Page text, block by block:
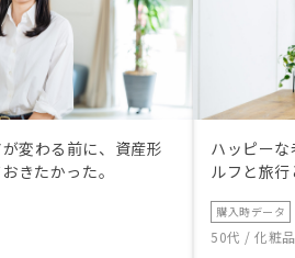
変わる前に、資産形
きたかった。
ハッピー
ルフと旅
購入時データ
50代 / 化粧